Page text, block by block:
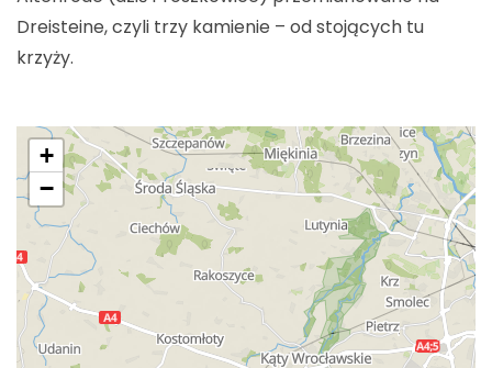
Dreisteine, czyli trzy kamienie – od stojących tu
krzyży.
+
−